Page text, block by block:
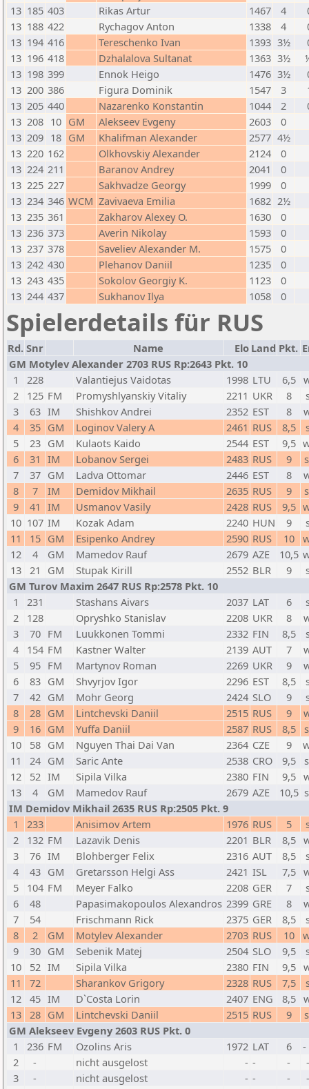
13 185 403 Rikas Artur 1467 4
13 188 422 Rychagov Anton 1338 4
13 194 416 Tereschenko Ivan 1393 3½
13 196 418 Dzhalalova Sultanat 1363 3½
13 198 399 Ennok Heigo 1476 3½
13 200 386 Figura Dominik 1547 3
13 205 440 Nazarenko Konstantin 1044 2
13 208 10 GM Alekseev Evgeny 2603
0
13 209 18 GM Khalifman Alexander 2577 4½
13 220 162 Olkhovskiy Alexander 2124
0
13 224 211 Baranov Andrey 2041
0
13 225 227 Sakhvadze Georgy 1999
0
13 234 346 WCM Zavivaeva Emilia 1682 2½
13 235 361 Zakharov Alexey O. 1630
0
13 236 373 Averin Nikolay 1593
0
13 237 378 Saveliev Alexander M. 1575
0
13 242 430 Plehanov Daniil 1235
0
13 243 435 Sokolov Georgiy K. 1123
0
13 244 437 Sukhanov Ilya 1058 0
Spielerdetails für RUS
Rd. Snr Name Elo Land Pkt.
GM Motylev Alexander 2703 RUS Rp:2643 Pkt. 10
1
228 Valantiejus Vaidotas 1998 LTU 6,5
2
125 FM Promyshlyanskiy Vitaliy 2211 UKR 8
3
63 IM Shishkov Andrei 2352 EST 8
4
35 GM Loginov Valery A 2461 RUS 8,5
5
23 GM Kulaots Kaido 2544 EST 9,5
6
31 IM Lobanov Sergei 2483 RUS 9
7
37 GM Ladva Ottomar 2446 EST 8
8
7 IM Demidov Mikhail 2635 RUS 9
9
41 IM Usmanov Vasily 2428 RUS 9,5
10 107 IM Kozak Adam 2240 HUN 9
11
15 GM Esipenko Andrey 2590 RUS 10
12
4 GM Mamedov Rauf 2679 AZE 10,5
13 21 GM Stupak Kirill 2552 BLR 9
GM Turov Maxim 2647 RUS Rp:2578 Pkt. 10
1
231 Stashans Aivars 2037 LAT 6
2
128 Opryshko Stanislav 2208 UKR 8
3
70 FM Luukkonen Tommi 2332 FIN 8,5
4
154 FM Kastner Walter 2139 AUT 7
5
95 FM Martynov Roman 2269 UKR 9
6
83 GM Shvyrjov Igor 2296 EST 8,5
7
42 GM Mohr Georg 2424 SLO 9
8
28 GM Lintchevski Daniil 2515 RUS 9
9
16 GM Yuffa Daniil 2587 RUS 8,5
10
58 GM Nguyen Thai Dai Van 2364 CZE 9
11
24 GM Saric Ante 2538 CRO 9,5
12
52 IM Sipila Vilka 2380 FIN 9,5
13
4 GM Mamedov Rauf 2679 AZE 10,5
IM Demidov Mikhail 2635 RUS Rp:2505 Pkt. 9
1
233 Anisimov Artem 1976 RUS 5
2
132 FM Lazavik Denis 2201 BLR 8,5
3
76 IM Blohberger Felix 2316 AUT 8,5
4
43 GM Gretarsson Helgi Ass 2421 ISL 7,5
5
104 FM Meyer Falko 2208 GER 7
6
48 Papasimakopoulos Alexandros 2399 GRE 8
7
54 Frischmann Rick 2375 GER 8,5
8
2 GM Motylev Alexander 2703 RUS 10
9
30 GM Sebenik Matej 2504 SLO 9,5
10
52 IM Sipila Vilka 2380 FIN 9,5
11
72 Sharankov Grigory 2328 RUS 7,5
12 45 IM D`Costa Lorin 2407 ENG 8,5
13 28 GM Lintchevski Daniil 2515 RUS 9
GM Alekseev Evgeny 2603 RUS Pkt. 0
1
236 FM Ozolins Aris 1972 LAT 6
-
2
- nicht ausgelost - - -
3
- nicht ausgelost - - -